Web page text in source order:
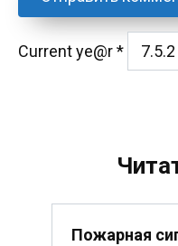
Current ye@r*
Пожарная